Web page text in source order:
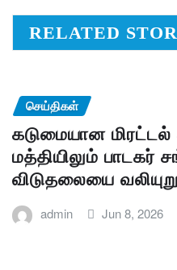
RELATED
செய்திகள்
கடுமையான மிரட்டல்
மத்தியிலும் பாடகர்
விடுதலையை
admin Jun 8, 2026